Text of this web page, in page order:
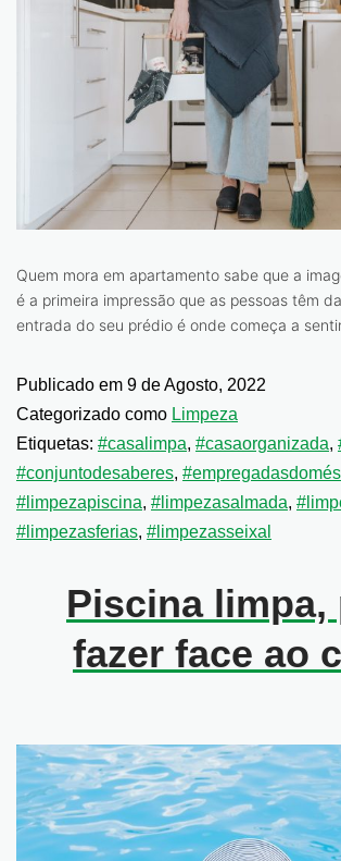
Quem mora em apartamento sabe que a
é a primeira impressão que as pessoas têm
entrada do seu prédio é onde começa a
Publicado em 9 de Agosto, 2022
Categorizado como Limpeza
Etiquetas: #casalimpa, #casaorganizada,
#conjuntodesaberes,
#limpezapiscina, #limpezasalmada,
#limpezasferias, #limpezasseixal
Piscina limpa,
fazer face ao